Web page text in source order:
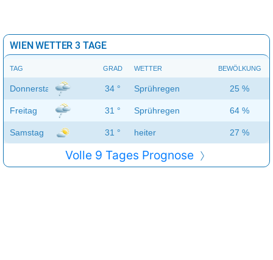
WIEN WETTER 3 TAGE
TAG GRAD WETTER BEWÖLKUNG
Donnerstag 34 ° Sprühregen 25 %
Freitag 31 ° Sprühregen 64 %
Samstag 31 ° heiter 27 %
Volle 9 Tages Prognose